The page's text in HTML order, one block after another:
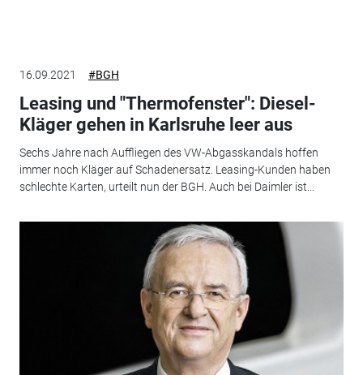
16.09.2021 #BGH
Leasing und "Thermofenster": Diesel-
Kläger gehen in Karlsruhe leer aus
Sechs Jahre nach Auffliegen des VW-Abgasskandals hoffen
immer noch Kläger auf Schadenersatz. Leasing-Kunden haben
schlechte Karten, urteilt nun der BGH. Auch bei Daimler ist...